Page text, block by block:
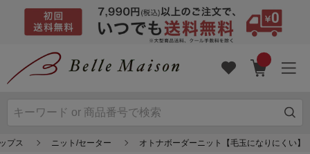
プス ニット/セーター オトナボーダーニット【毛玉になりにくい】